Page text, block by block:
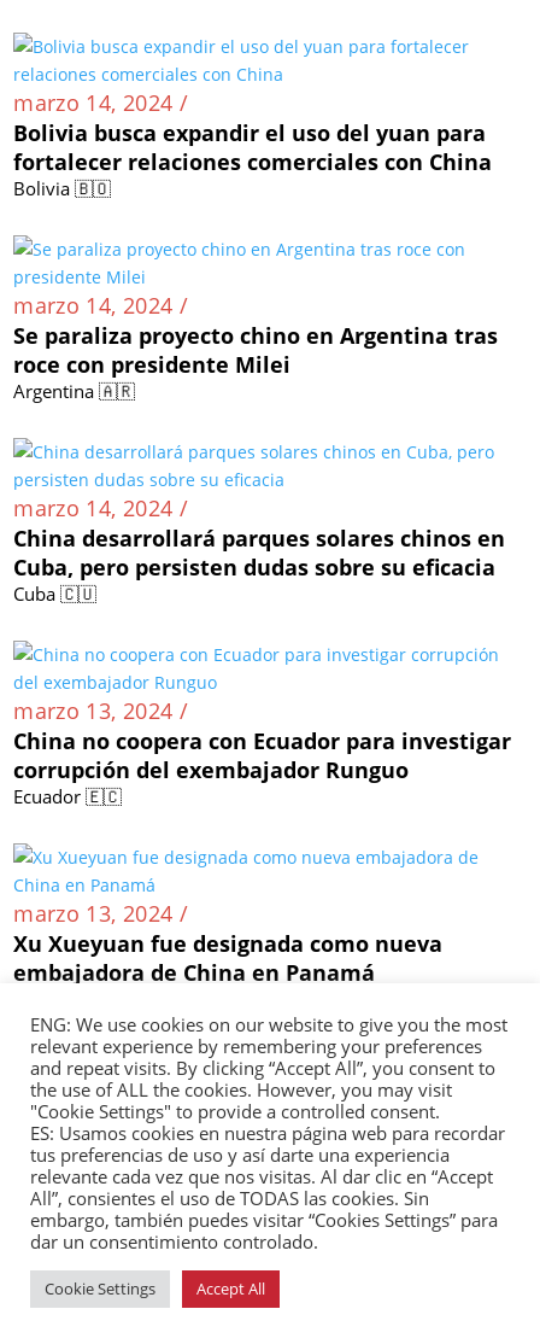
marzo 14, 2024 /
Bolivia busca expandir el uso del yuan para
fortalecer relaciones comerciales con China
Bolivia 🇧🇴
marzo 14, 2024 /
Se paraliza proyecto chino en Argentina tras
roce con presidente Milei
Argentina 🇦🇷
marzo 14, 2024 /
China desarrollará parques solares chinos en
Cuba, pero persisten dudas sobre su eficacia
Cuba 🇨🇺
marzo 13, 2024 /
China no coopera con Ecuador para investigar
corrupción del exembajador Runguo
Ecuador 🇪🇨
marzo 13, 2024 /
Xu Xueyuan fue designada como nueva
embajadora de China en Panamá
marzo 13, 2024 /
Ciudad hondureña de San Pedro Sula se
hermana con ciudad china
Honduras 🇭🇳
ENG: We use cookies on our website to give you the most
relevant experience by remembering your preferences
and repeat visits. By clicking “Accept All”, you consent to
the use of ALL the cookies. However, you may visit
"Cookie Settings" to provide a controlled consent.
ES: Usamos cookies en nuestra página web para recordar
tus preferencias de uso y así darte una experiencia
relevante cada vez que nos visitas. Al dar clic en “Accept
All”, consientes el uso de TODAS las cookies. Sin
embargo, también puedes visitar “Cookies Settings” para
dar un consentimiento controlado.
Cookie Settings Accept All